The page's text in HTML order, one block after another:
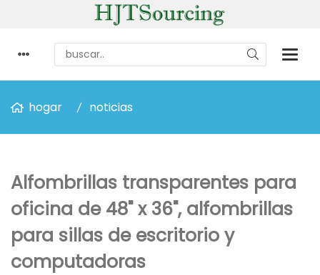
hogar noticias
Alfombrillas transparentes para
oficina de 48" x 36", alfombrillas
para sillas de escritorio y
computadoras